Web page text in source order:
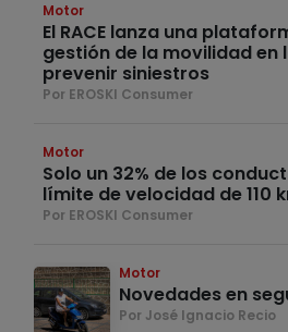
Motor
El RACE lanza una
gestión de la movilidad en
prevenir siniestros
Por EROSKI Consumer
Motor
Solo un 32% de los
límite de velocidad de 110
Por EROSKI Consumer
Motor
Novedades en
Por José Ignacio Recio